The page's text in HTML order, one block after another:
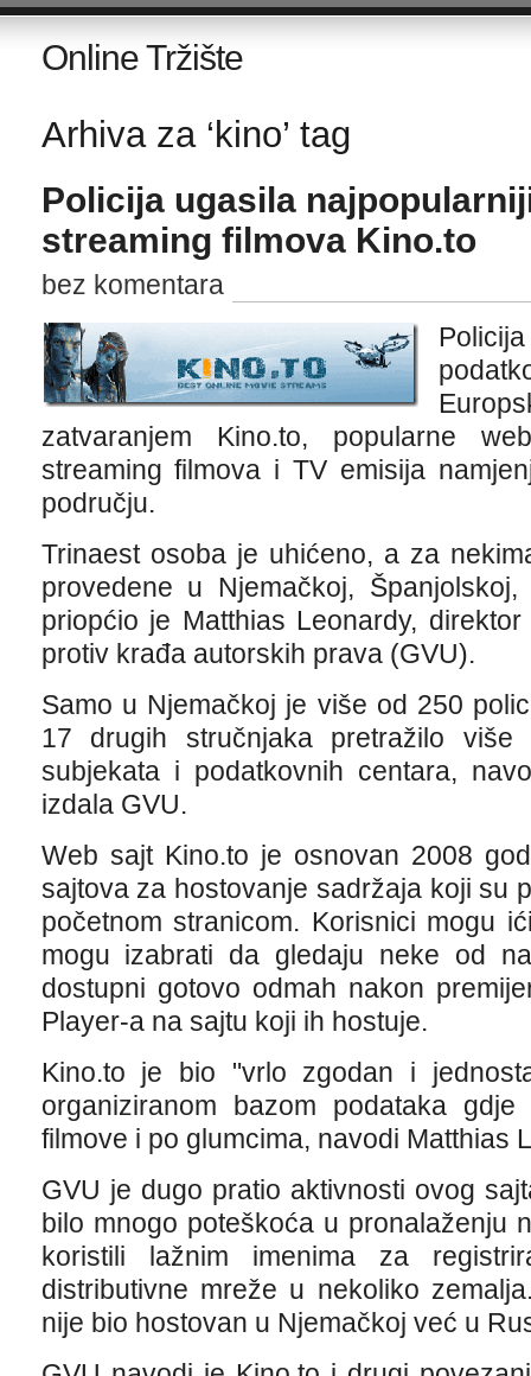
Online Tržište
Arhiva za ‘kino’ tag
Policija ugasila
streaming filmova Kino.to
bez komentara
zatvaranjem Kino.to, popularne
streaming filmova i TV emisija
području.
Trinaest osoba je uhićeno, a za
provedene u Njemačkoj,
priopćio je Matthias Leonardy,
protiv krađa autorskih prava (GVU).
Samo u Njemačkoj je više od 250
17 drugih stručnjaka pretražilo
subjekata i podatkovnih centara,
izdala GVU.
Web sajt Kino.to je osnovan 2008
sajtova za hostovanje sadržaja koji su
početnom stranicom. Korisnici mogu
mogu izabrati da gledaju neke od
dostupni gotovo odmah nakon
Player-a na sajtu koji ih hostuje.
Kino.to je bio "vrlo zgodan i
organiziranom bazom podataka
filmove i po glumcima, navodi Matthias
GVU je dugo pratio aktivnosti ovog
bilo mnogo poteškoća u pronalaženju
koristili lažnim imenima za
distributivne mreže u nekoliko
nije bio hostovan u Njemačkoj već u